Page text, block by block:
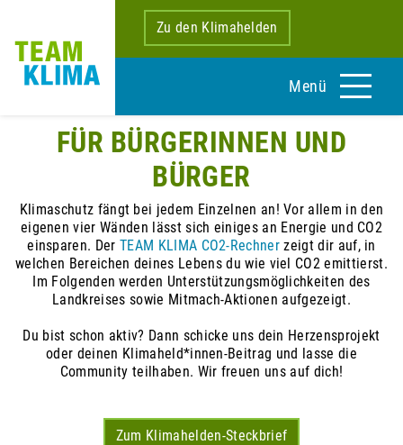
Zu den Klimahelden
Menü
FÜR BÜRGERINNEN UND
BÜRGER
Klimaschutz fängt bei jedem Einzelnen an! Vor allem in den
eigenen vier Wänden lässt sich einiges an Energie und CO2
einsparen. Der TEAM KLIMA CO2-Rechner zeigt dir auf, in
welchen Bereichen deines Lebens du wie viel CO2 emittierst.
Im Folgenden werden Unterstützungsmöglichkeiten des
Landkreises sowie Mitmach-Aktionen aufgezeigt.
Du bist schon aktiv? Dann schicke uns dein Herzensprojekt
oder deinen Klimaheld*innen-Beitrag und lasse die
Community teilhaben. Wir freuen uns auf dich!
Zum Klimahelden-Steckbrief